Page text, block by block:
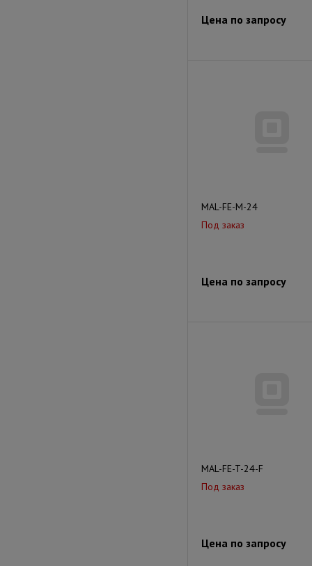
Цена по запросу
MAL-FE-М-24
Под заказ
Цена по запросу
MAL-FE-T-24-F
Под заказ
Цена по запросу